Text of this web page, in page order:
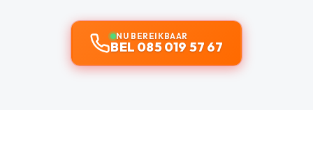
NU BEREIKBAAR
BEL 085 019 57 67